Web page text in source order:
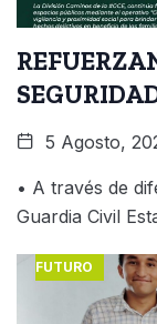
5 Agosto,
• A través de
Guardia Civil
FUTURO